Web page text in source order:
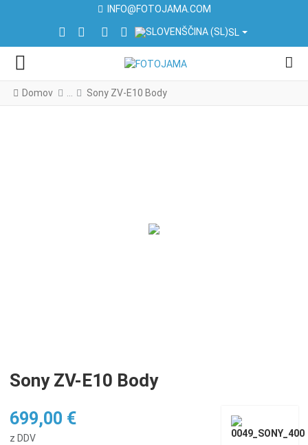
INFO@FOTOJAMA.COM
FACEBOOK SOCIAL LINK
INSTAGRAM SOCIAL LINK
LINKEDIN SOCIAL LINK
YOUTUBE SOCIAL LINK
IZBERITE VAŠ JEZIK
SL
Domov Sony ZV-E10 Body
Sony ZV-E10 Body
699,00 €
z DDV